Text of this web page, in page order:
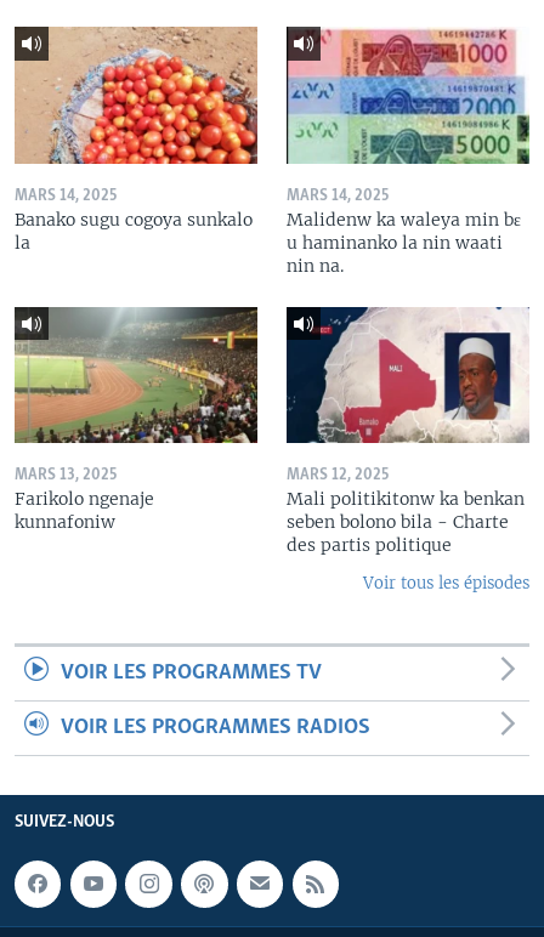
MARS 14, 2025
Banako sugu cogoya sunkalo
la
MARS 14, 2025
Malidenw ka waleya min bɛ
u haminanko la nin waati
nin na.
MARS 13, 2025
Farikolo ngenaje
kunnafoniw
MARS 12, 2025
Mali politikitonw ka benkan
seben bolono bila - Charte
des partis politique
Voir tous les épisodes
VOIR LES PROGRAMMES TV
VOIR LES PROGRAMMES RADIOS
SUIVEZ-NOUS